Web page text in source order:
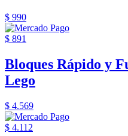
$ 990
$ 891
Bloques Rápido y
Lego
$ 4.569
$ 4.112